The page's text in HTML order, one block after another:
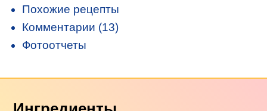
Похожие рецепты
Комментарии (13)
Фотоотчеты